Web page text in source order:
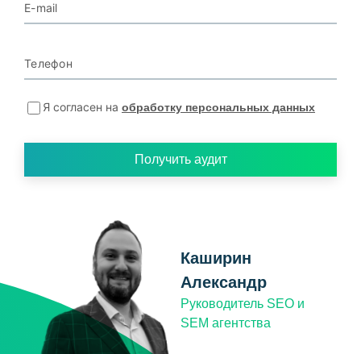
E-mail
Телефон
Я согласен на обработку персональных данных
Получить аудит
Каширин
Александр
Руководитель SEO и
SEM агентства